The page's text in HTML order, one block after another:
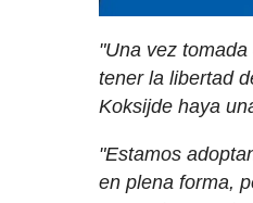
"Una vez
tener la libertad
Koksijde haya
"Estamos
en plena forma,